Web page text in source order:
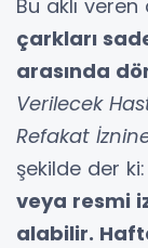
Bu aklı
çarkları
arasında
Verilecek
Refakat
şekilde der ki:
veya resmi
alabilir.